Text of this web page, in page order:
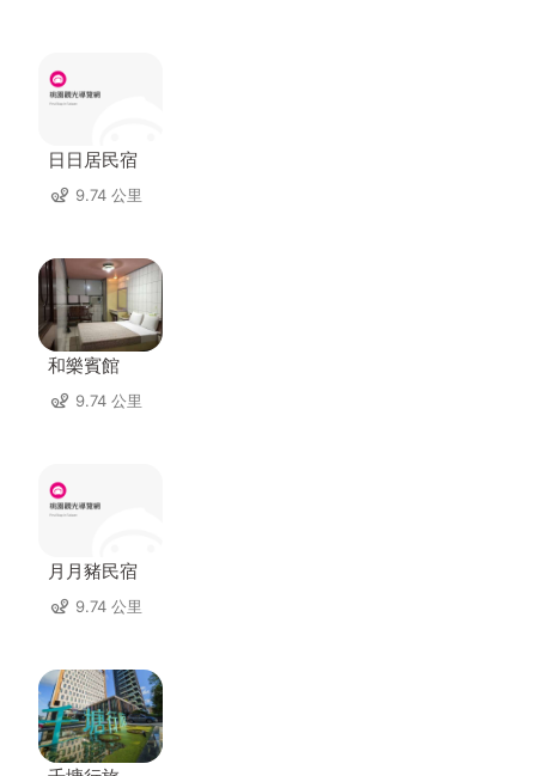
日日居民宿
9.74 公里
和樂賓館
9.74 公里
月月豬民宿
9.74 公里